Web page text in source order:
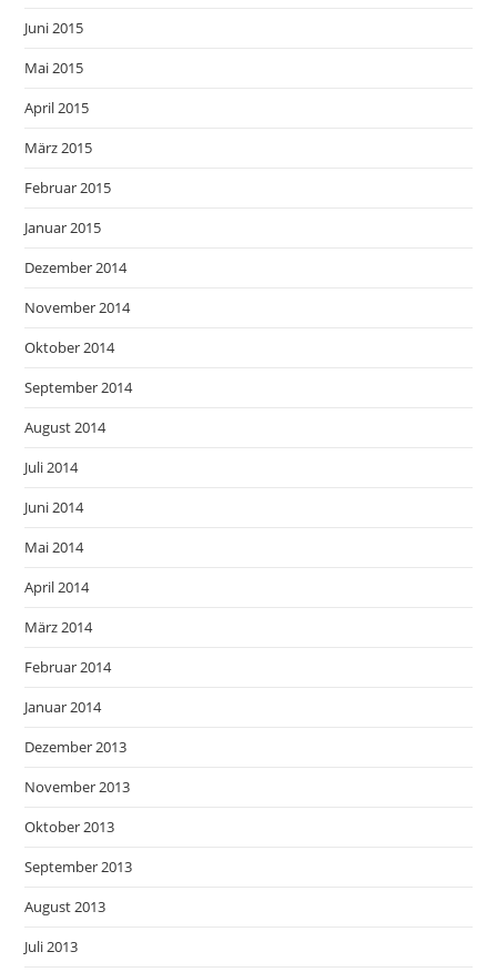
Juni 2015
Mai 2015
April 2015
März 2015
Februar 2015
Januar 2015
Dezember 2014
November 2014
Oktober 2014
September 2014
August 2014
Juli 2014
Juni 2014
Mai 2014
April 2014
März 2014
Februar 2014
Januar 2014
Dezember 2013
November 2013
Oktober 2013
September 2013
August 2013
Juli 2013